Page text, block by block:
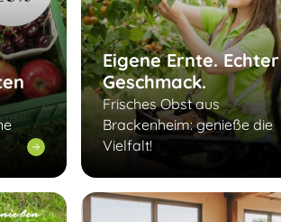
Eigene Ernte. Echter
Geschmack.
Frisches Obst aus
Brackenheim: genieße die
Vielfalt!